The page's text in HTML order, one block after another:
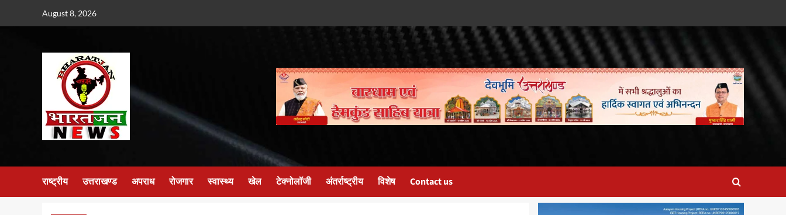
August 8, 2026
राष्ट्रीय उत्तराखण्ड अपराध रोजगार स्वास्थ्य खेल टेक्नोलॉजी अंतर्राष्ट्रीय विशेष Contact us